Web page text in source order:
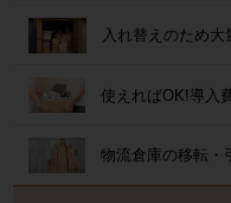
入れ替えのため
使えればOK!導入
物流倉庫の移転・